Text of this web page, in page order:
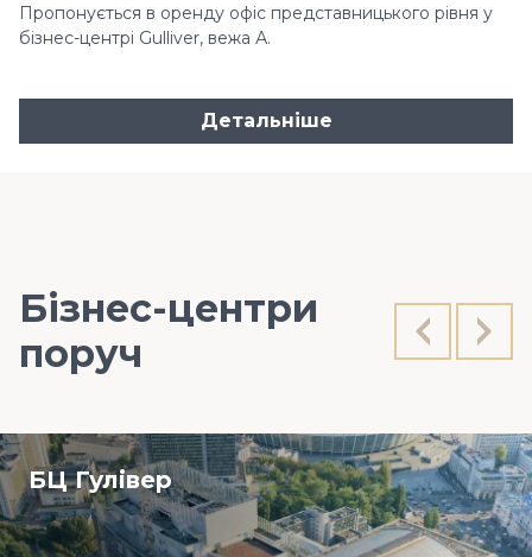
Пропонується в оренду офіс представницького рівня у
бізнес-центрі Gulliver, вежа А.
Детальніше
Бізнес-центри
поруч
БЦ Гулiвер